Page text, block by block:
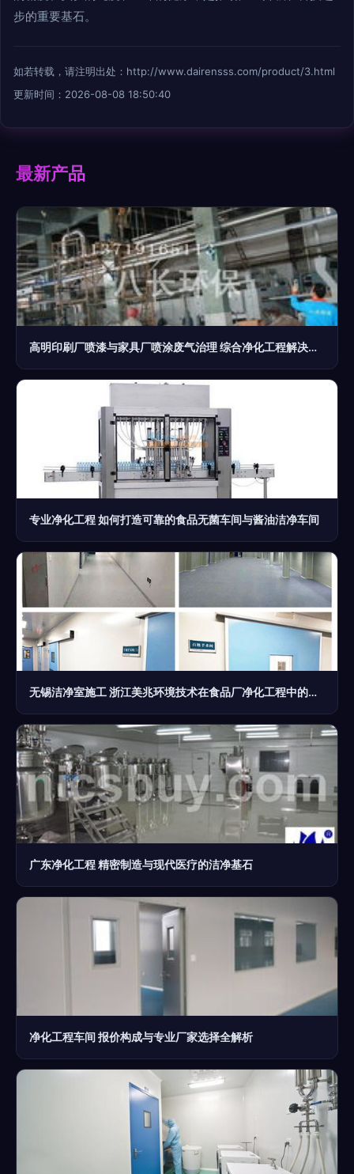
步的重要基石。
如若转载，请注明出处：http://www.dairensss.com/product/3.html
更新时间：2026-08-08 18:50:40
最新产品
高明印刷厂喷漆与家具厂喷涂废气治理 综合净化工程解决方案
专业净化工程 如何打造可靠的食品无菌车间与酱油洁净车间
无锡洁净室施工 浙江美兆环境技术在食品厂净化工程中的卓越实践
广东净化工程 精密制造与现代医疗的洁净基石
净化工程车间 报价构成与专业厂家选择全解析